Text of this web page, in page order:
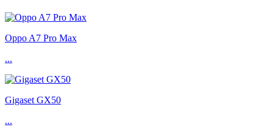
Oppo A7 Pro Max
...
Gigaset GX50
...